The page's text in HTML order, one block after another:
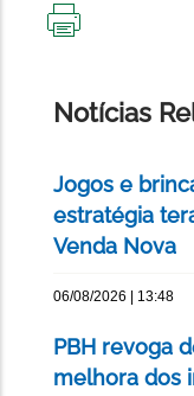
Notícias
Jogos e
estratégia
Venda Nova
06/08/2026 | 13:48
PBH revoga
melhora dos